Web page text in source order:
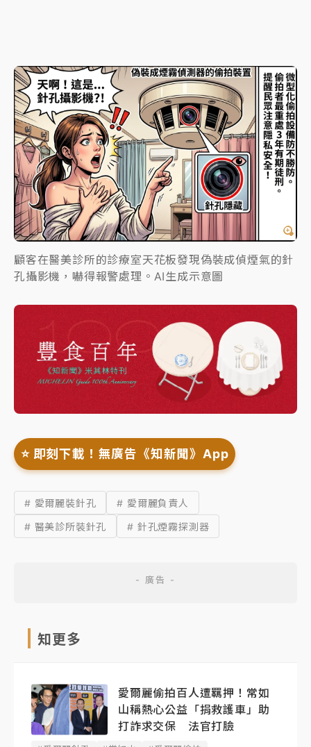
顧客在醫美診所的診療室天花板發現偽裝成偵煙氣的針
孔攝影機，嚇得報警處理。AI生成示意圖
⭐️ 即刻下載！無廣告《知新聞》App
# 愛爾麗裝針孔
# 愛爾麗負責人
# 醫美診所裝針孔
# 針孔煙霧探測器
知更多
愛爾麗偷拍百人遭羈押！常如
山稱熱心公益「捐救護車」助
打詐求交保 法官打臉